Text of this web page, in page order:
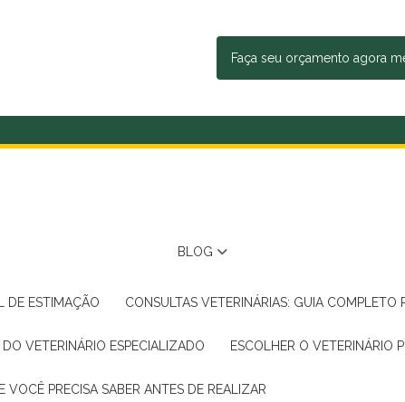
Faça seu orçamento agora
BLOG
DE ESTIMAÇÃO CONSULTAS VETERINÁRIAS: GUIA
DO VETERINÁRIO ESPECIALIZADO ESCOLHER O VETERINÁRIO
PRECISA SABER ANTES DE REALIZAR